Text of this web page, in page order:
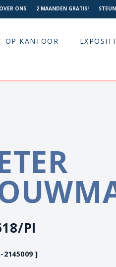
OVER ONS 2 MAANDEN GRATIS!
OP KANTOOR
PI
2145009 ]